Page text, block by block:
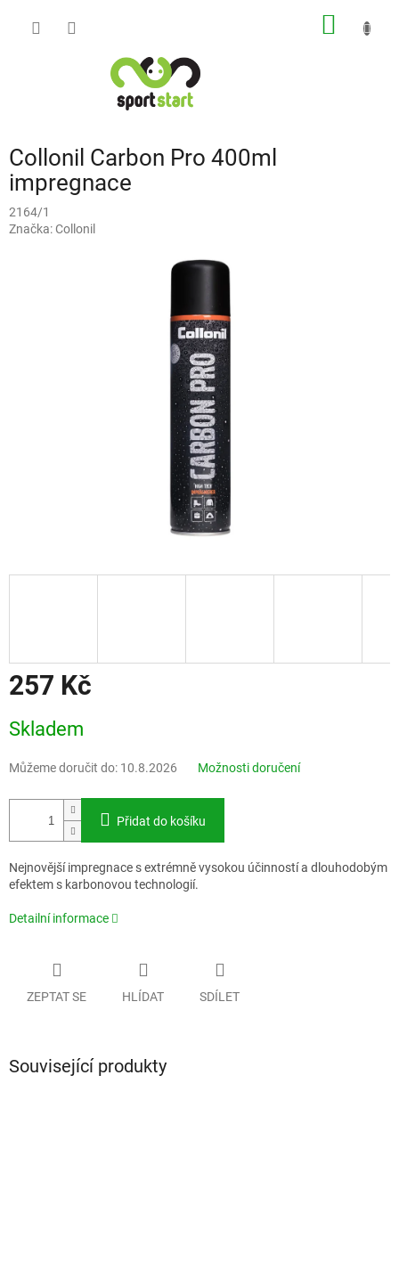
Collonil Carbon Pro 400ml
impregnace
2164/1
Značka:Collonil
257 Kč
cena:
Skladem
Můžeme doručit do: 10.8.2026 Možnosti doručení
Přidat do košíku
Nejnovější impregnace s extrémně vysokou účinností a dlouhodobým
efektem s karbonovou technologií.
Detailní informace
ZEPTAT SE HLÍDAT SDÍLET
Související produkty